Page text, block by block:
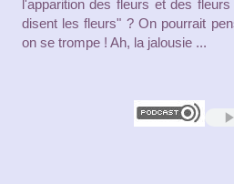
l'apparition des fleurs et des
disent les fleurs" ? On pourrait
on se trompe ! Ah, la jalousie ...